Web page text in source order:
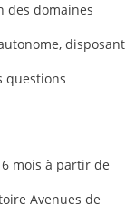
des domaines
disposant
questions
mois à partir de
Avenues de